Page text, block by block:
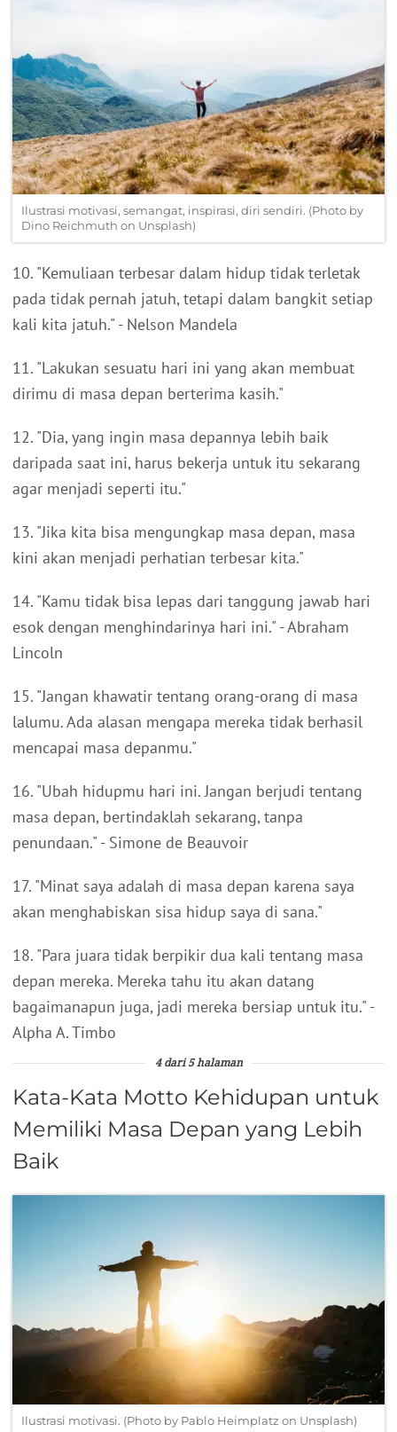
Ilustrasi motivasi, semangat, inspirasi, diri sendiri. (Photo by
Dino Reichmuth on Unsplash)
10. "Kemuliaan terbesar dalam hidup tidak terletak
pada tidak pernah jatuh, tetapi dalam bangkit setiap
kali kita jatuh." - Nelson Mandela
11. "Lakukan sesuatu hari ini yang akan membuat
dirimu di masa depan berterima kasih."
12. "Dia, yang ingin masa depannya lebih baik
daripada saat ini, harus bekerja untuk itu sekarang
agar menjadi seperti itu."
13. "Jika kita bisa mengungkap masa depan, masa
kini akan menjadi perhatian terbesar kita."
14. "Kamu tidak bisa lepas dari tanggung jawab hari
esok dengan menghindarinya hari ini." - Abraham
Lincoln
15. "Jangan khawatir tentang orang-orang di masa
lalumu. Ada alasan mengapa mereka tidak berhasil
mencapai masa depanmu."
16. "Ubah hidupmu hari ini. Jangan berjudi tentang
masa depan, bertindaklah sekarang, tanpa
penundaan." - Simone de Beauvoir
17. "Minat saya adalah di masa depan karena saya
akan menghabiskan sisa hidup saya di sana."
18. "Para juara tidak berpikir dua kali tentang masa
depan mereka. Mereka tahu itu akan datang
bagaimanapun juga, jadi mereka bersiap untuk itu." -
Alpha A. Timbo
4 dari 5 halaman
Kata-Kata Motto Kehidupan untuk
Memiliki Masa Depan yang Lebih
Baik
Ilustrasi motivasi. (Photo by Pablo Heimplatz on Unsplash)